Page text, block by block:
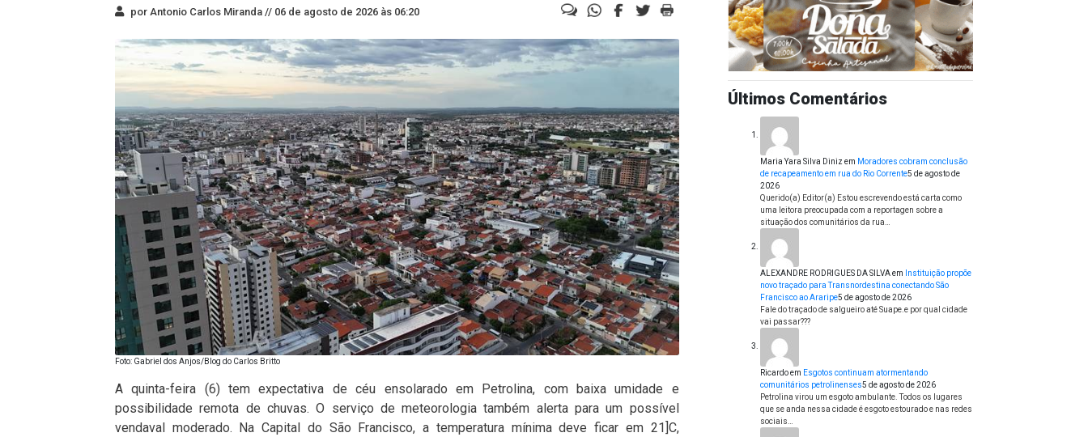
por Antonio Carlos Miranda // 06 de agosto de 2026 às 06:20
Foto: Gabriel dos Anjos/Blog do Carlos Britto
A quinta-feira (6) tem expectativa de céu ensolarado em Petrolina, com baixa umidade e
possibilidade remota de chuvas. O serviço de meteorologia também alerta para um possível
vendaval moderado. Na Capital do São Francisco, a temperatura mínima deve ficar em 21]C,
Últimos Comentários
Maria Yara Silva Diniz em Moradores cobram conclusão
de recapeamento em rua do Rio Corrente5 de agosto de
2026
Querido(a) Editor(a) Estou escrevendo está carta como
uma leitora preocupada com a reportagen sobre a
situação dos comunitários da rua…
ALEXANDRE RODRIGUES DA SILVAem
Instituição propõe
novo traçado para Transnordestina conectando São
Francisco ao Araripe5 de agosto de 2026
Fale do traçado de salgueiro até Suape.e por qual cidade
vai passar???
Ricardoem Esgotos continuam atormentando
comunitários petrolinenses5 de agosto de 2026
Petrolina virou um esgoto ambulante. Todos os lugares
que se anda nessa cidade é esgoto estourado e nas redes
sociais…